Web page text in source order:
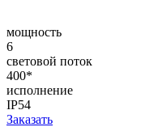
мощность
6
световой поток
400*
исполнение
IP54
Заказать